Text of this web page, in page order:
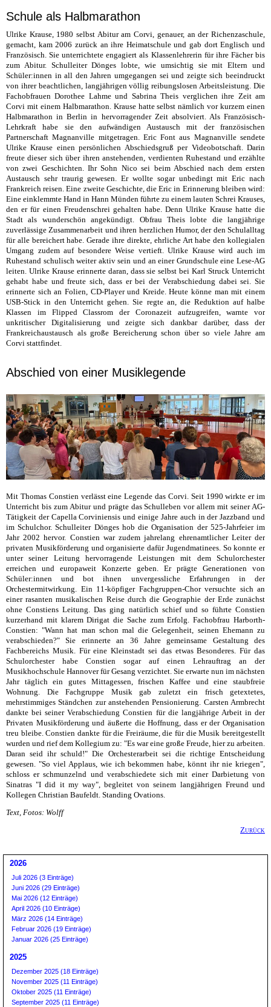
Schule als Halbmarathon
Ulrike Krause, 1980 selbst Abitur am Corvi, genauer, an der Richenzaschule,
gemacht, kam 2006 zurück an ihre Heimatschule und gab dort Englisch und
Französisch. Sie unterrichtete engagiert als Klassenlehrerin für ihre Fächer bis
zum Abitur. Schulleiter Dönges lobte, wie umsichtig sie mit Eltern und
Schüler:innen in all den Jahren umgegangen sei und zeigte sich beeindruckt
von ihrer beachtlichen, langjährigen völlig reibungslosen Arbeitsleistung. Die
Fachobfrauen Dorothee Lahme und Sabrina Theis verglichen ihre Zeit am
Corvi mit einem Halbmarathon. Krause hatte selbst nämlich vor kurzem einen
Halbmarathon in Berlin in hervorragender Zeit absolviert. Als Französisch-
Lehrkraft habe sie den aufwändigen Austausch mit der französischen
Partnerschaft Magnanville mitgetragen. Eric Font aus Magnanville sendete
Ulrike Krause einen persönlichen Abschiedsgruß per Videobotschaft. Darin
freute dieser sich über ihren anstehenden, verdienten Ruhestand und erzählte
von zwei Geschichten. Ihr Sohn Nico sei beim Abschied nach dem ersten
Austausch sehr traurig gewesen. Er wollte sogar unbedingt mit Eric nach
Frankreich reisen. Eine zweite Geschichte, die Eric in Erinnerung bleiben wird:
Eine einklemmte Hand in Hann Münden führte zu einem lauten Schrei Krauses,
den er für einen Freudenschrei gehalten habe. Denn Ulrike Krause hatte die
Stadt als wunderschön angekündigt. Obfrau Theis lobte die langjährige
zuverlässige Zusammenarbeit und ihren herzlichen Humor, der den Schulalltag
für alle bereichert habe. Gerade ihre direkte, ehrliche Art habe den kollegialen
Umgang zudem auf besondere Weise vertieft. Ulrike Krause wird auch im
Ruhestand schulisch weiter aktiv sein und an einer Grundschule eine Lese-AG
leiten. Ulrike Krause erinnerte daran, dass sie selbst bei Karl Struck Unterricht
gehabt habe und freute sich, dass er bei der Verabschiedung dabei sei. Sie
erinnerte sich an Folien, CD-Player und Kreide. Heute könne man mit einem
USB-Stick in den Unterricht gehen. Sie regte an, die Reduktion auf halbe
Klassen im Flipped Classrom der Coronazeit aufzugreifen, warnte vor
unkritischer Digitalisierung und zeigte sich dankbar darüber, dass der
Frankreichaustausch als große Bereicherung schon über so viele Jahre am
Corvi stattfindet.
Abschied von einer Musiklegende
Mit Thomas Constien verlässt eine Legende das Corvi. Seit 1990 wirkte er im
Unterricht bis zum Abitur und prägte das Schulleben vor allem mit seiner AG-
Tätigkeit der Capella Corviniensis und einige Jahre auch in der Jazzband und
im Schulchor. Schulleiter Dönges hob die Organisation der 525-Jahrfeier im
Jahr 2002 hervor. Constien war zudem jahrelang ehrenamtlicher Leiter der
privaten Musikförderung und organisierte dafür Jugendmatinees. So konnte er
unter seiner Leitung hervorragende Leistungen mit dem Schulorchester
erreichen und europaweit Konzerte geben. Er prägte Generationen von
Schüler:innen und bot ihnen unvergessliche Erfahrungen in der
Orchestermitwirkung. Ein 11-köpfiger Fachgruppen-Chor versuchte sich an
einer rasanten musikalischen Reise durch die Geographie der Erde zunächst
ohne Constiens Leitung. Das ging natürlich schief und so führte Constien
kurzerhand mit klarem Dirigat die Sache zum Erfolg. Fachobfrau Harborth-
Constien: "Wann hat man schon mal die Gelegenheit, seinen Ehemann zu
verabschieden?" Sie erinnerte an 36 Jahre gemeinsame Gestaltung des
Fachbereichs Musik. Für eine Kleinstadt sei das etwas Besonderes. Für das
Schulorchester habe Constien sogar auf einen Lehrauftrag an der
Musikhochschule Hannover für Gesang verzichtet. Sie erwarte nun im nächsten
Jahr täglich ein gutes Mittagessen, frischen Kaffee und eine staubfreie
Wohnung. Die Fachgruppe Musik gab zuletzt ein frisch getextetes,
mehrstimmiges Ständchen zur anstehenden Pensionierung. Carsten Armbrecht
dankte bei seiner Verabschiedung Constien für die langjährige Arbeit in der
Privaten Musikförderung und äußerte die Hoffnung, dass er der Organisation
treu bleibe. Constien dankte für die Freiräume, die für die Musik bereitgestellt
wurden und rief dem Kollegium zu: "Es war eine große Freude, hier zu arbeiten.
Daran seid ihr schuld!" Die Orchesterarbeit sei die richtige Entscheidung
gewesen. "So viel Applaus, wie ich bekommen habe, könnt ihr nie kriegen",
schloss er schmunzelnd und verabschiedete sich mit einer Darbietung von
Sinatras "I did it my way", begleitet von seinem langjährigen Freund und
Kollegen Christian Baufeldt. Standing Ovations.
Text, Fotos: Wolff
Zurück
2026
Juli 2026 (3 Einträge)
Juni 2026 (29 Einträge)
Mai 2026 (12 Einträge)
April 2026 (10 Einträge)
März 2026 (14 Einträge)
Februar 2026 (19 Einträge)
Januar 2026 (25 Einträge)
2025
Dezember 2025 (18 Einträge)
November 2025 (11 Einträge)
Oktober 2025 (11 Einträge)
September 2025 (11 Einträge)